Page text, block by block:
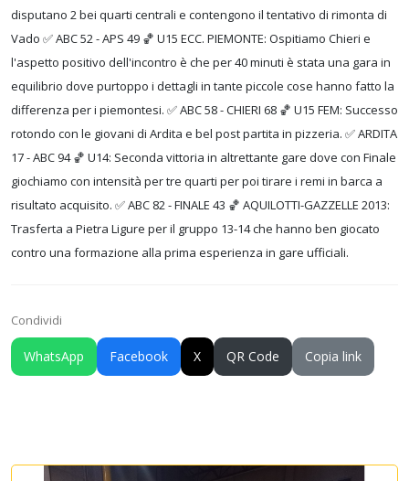
disputano 2 bei quarti centrali e contengono il tentativo di rimonta di
Vado ✅️ ABC 52 - APS 49 🏀 U15 ECC. PIEMONTE: Ospitiamo Chieri e
l'aspetto positivo dell'incontro è che per 40 minuti è stata una gara in
equilibrio dove purtoppo i dettagli in tante piccole cose hanno fatto la
differenza per i piemontesi. ✅️ ABC 58 - CHIERI 68 🏀 U15 FEM: Successo
rotondo con le giovani di Ardita e bel post partita in pizzeria. ✅️ ARDITA
17 - ABC 94 🏀 U14: Seconda vittoria in altrettante gare dove con Finale
giochiamo con intensità per tre quarti per poi tirare i remi in barca a
risultato acquisito. ✅️ ABC 82 - FINALE 43 🏀 AQUILOTTI-GAZZELLE 2013:
Trasferta a Pietra Ligure per il gruppo 13-14 che hanno ben giocato
contro una formazione alla prima esperienza in gare ufficiali.
Condividi
WhatsApp Facebook X QR Code Copia link